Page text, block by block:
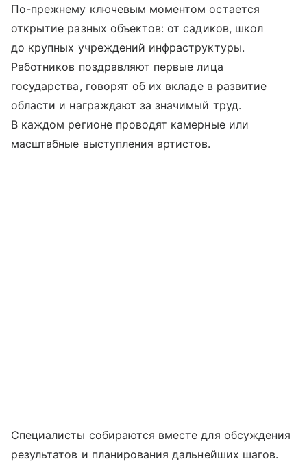
По-прежнему ключевым моментом остается
открытие разных объектов: от садиков, школ
до крупных учреждений инфраструктуры.
Работников поздравляют первые лица
государства, говорят об их вкладе в развитие
области и награждают за значимый труд.
В каждом регионе проводят камерные или
масштабные выступления артистов.
Специалисты собираются вместе для обсуждения
результатов и планирования дальнейших шагов.